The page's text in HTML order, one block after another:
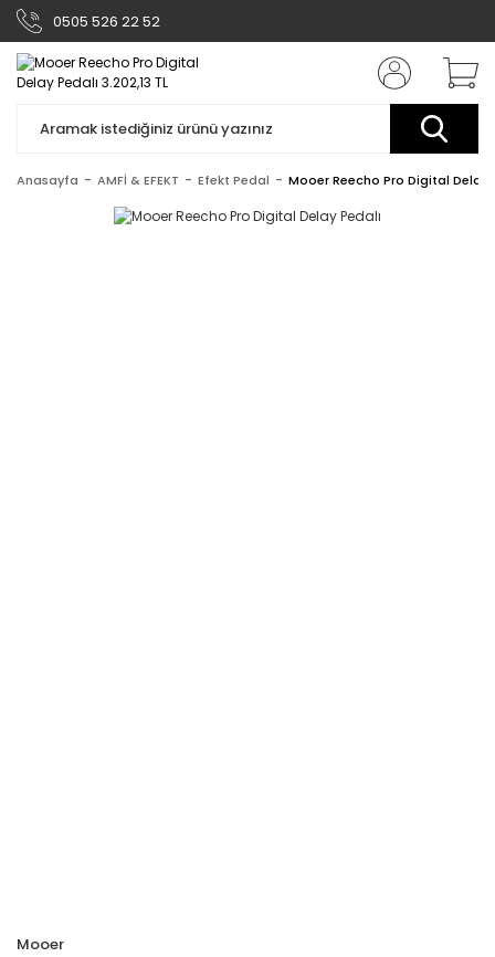
0505 526 22 52
Anasayfa AMFİ & EFEKT Efekt Pedal Mooer Reecho Pro Digital Delay
Mooer